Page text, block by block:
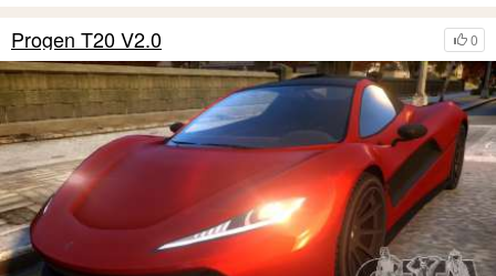
0
Progen T20 V2.0